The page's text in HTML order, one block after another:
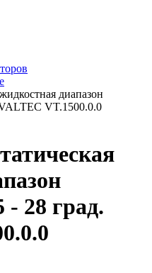
диапазон
VT.1500.0.0
- 28 град.